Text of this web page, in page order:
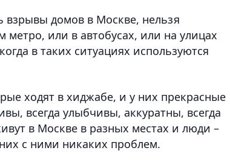
взрывы домов в Москве, нельзя
или в автобусах, или на улицах
в таких ситуациях используются
ходят в хиджабе, и у них прекрасные
всегда улыбчивы, аккуратны, всегда
в Москве в разных местах и люди –
с ними никаких проблем.